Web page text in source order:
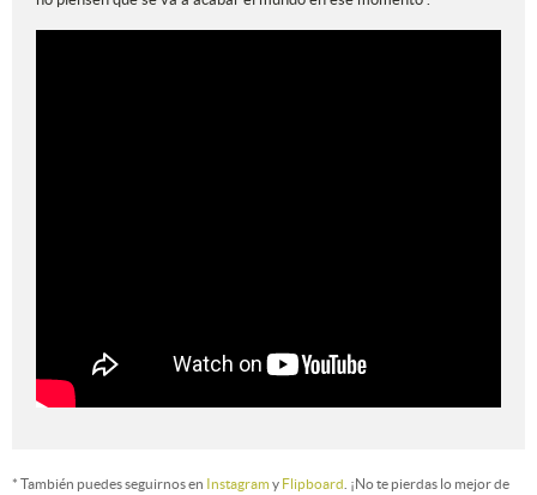
* También puedes seguirnos en Instagram y Flipboard . ¡No te pierdas lo mejor de